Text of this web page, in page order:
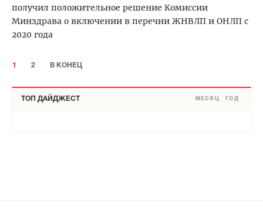
получил положительное решение Комиссии
Минздрава о включении в перечни ЖНВЛП и ОНЛП с
2020 года
1 2 В КОНЕЦ
ТОП ДАЙДЖЕСТ МЕСЯЦ ГОД